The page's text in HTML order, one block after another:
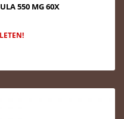
550 MG 60X